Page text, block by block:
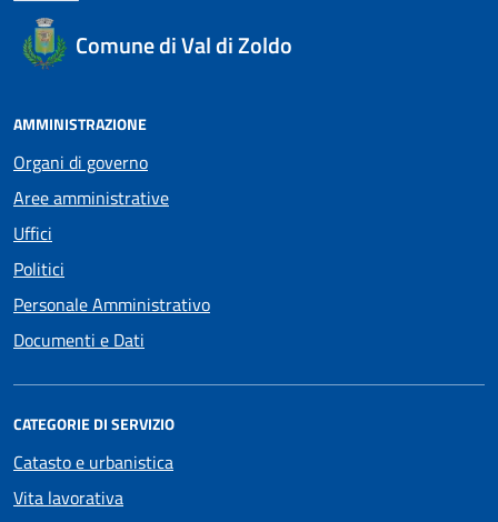
Comune di Val di Zoldo
AMMINISTRAZIONE
Organi di governo
Aree amministrative
Uffici
Politici
Personale Amministrativo
Documenti e Dati
CATEGORIE DI SERVIZIO
Catasto e urbanistica
Vita lavorativa